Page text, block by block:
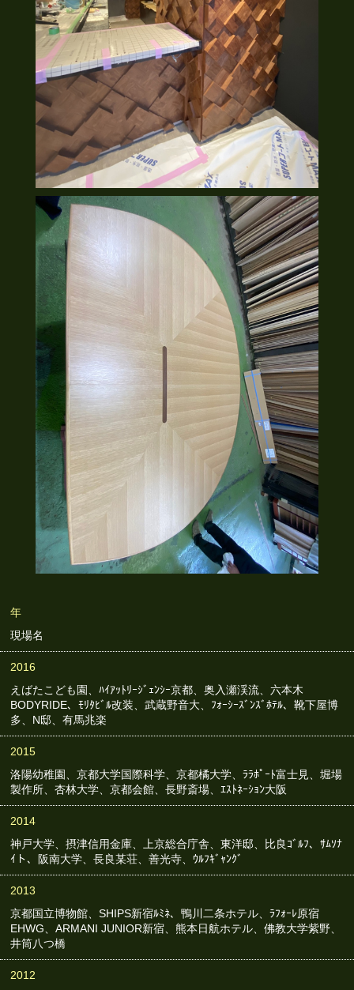
年
現場名
2016
えばたこども園、ﾊｲｱｯﾄﾘｰｼﾞｪﾝｼｰ京都、奥入瀬渓流、六本木
BODYRIDE、ﾓﾘﾀﾋﾞﾙ改装、武蔵野音大、ﾌｫｰｼｰｽﾞﾝｽﾞﾎﾃﾙ、靴下屋博
多、N邸、有馬兆楽
2015
洛陽幼稚園、京都大学国際科学、京都橘大学、ﾗﾗﾎﾟｰﾄ富士見、堀場
製作所、杏林大学、京都会館、長野斎場、ｴｽﾄﾈｰｼｮﾝ大阪
2014
神戸大学、摂津信用金庫、上京総合庁舎、東洋邸、比良ｺﾞﾙﾌ、ｻﾑｿﾅ
ｲト、阪南大学、長良某荘、善光寺、ｳﾙﾌｷﾞｬﾝｸﾞ
2013
京都国立博物館、SHIPS新宿ﾙﾐﾈ、鴨川二条ホテル、ﾗﾌｫｰﾚ原宿
EHWG、ARMANI JUNIOR新宿、熊本日航ホテル、佛教大学紫野、
井筒八つ橋
2012